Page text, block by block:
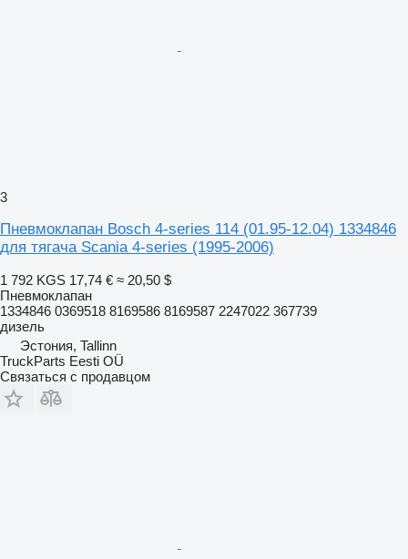
3
Пневмоклапан Bosch 4-series 114 (01.95-12.04) 1334846
для тягача Scania 4-series (1995-2006)
1 792 KGS 17,74 € ≈ 20,50 $
Пневмоклапан
1334846 0369518 8169586 8169587 2247022 367739
дизель
Эстония, Tallinn
TruckParts Eesti OÜ
Связаться с продавцом